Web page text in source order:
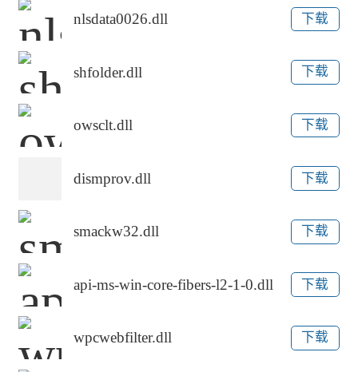
nlsdata0026.dll 下载
shfolder.dll 下载
owsclt.dll 下载
dismprov.dll 下载
smackw32.dll 下载
api-ms-win-core-fibers-l2-1-0.dll 下载
wpcwebfilter.dll 下载